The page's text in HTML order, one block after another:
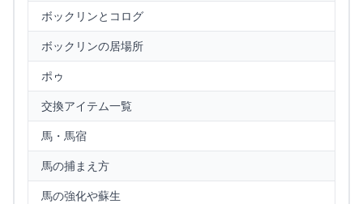
ボックリンとコログ
ボックリンの居場所
ポゥ
交換アイテム一覧
馬・馬宿
馬の捕まえ方
馬の強化や蘇生